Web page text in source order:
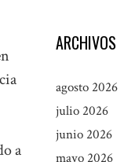
a
ARCHIVOS
agosto 2026
julio 2026
junio 2026
mayo 2026